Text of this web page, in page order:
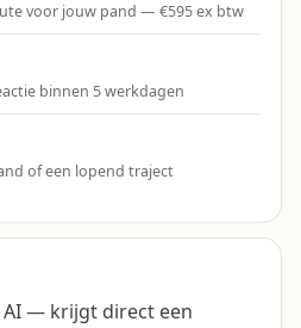
voor jouw pand — €595 ex btw
binnen 5 werkdagen
of een lopend traject
AI — krijgt direct een